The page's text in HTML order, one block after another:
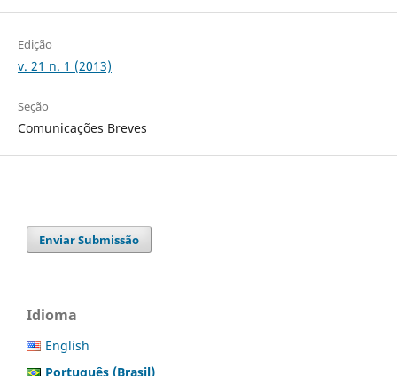
Edição
v. 21 n. 1 (2013)
Seção
Comunicações Breves
Enviar Submissão
Idioma
English
Português (Brasil)